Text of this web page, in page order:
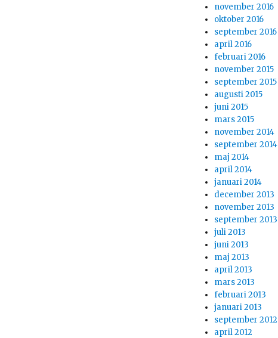
november 2016
oktober 2016
september 2016
april 2016
februari 2016
november 2015
september 2015
augusti 2015
juni 2015
mars 2015
november 2014
september 2014
maj 2014
april 2014
januari 2014
december 2013
november 2013
september 2013
juli 2013
juni 2013
maj 2013
april 2013
mars 2013
februari 2013
januari 2013
september 2012
april 2012